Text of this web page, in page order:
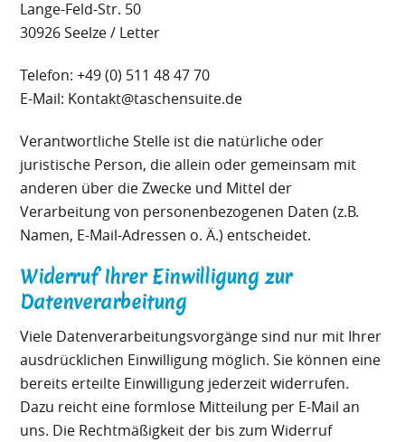
Lange-Feld-Str. 50
30926 Seelze / Letter
Telefon: +49 (0) 511 48 47 70
E-Mail: Kontakt@taschensuite.de
Verantwortliche Stelle ist die natürliche oder
juristische Person, die allein oder gemeinsam mit
anderen über die Zwecke und Mittel der
Verarbeitung von personenbezogenen Daten (z.B.
Namen, E-Mail-Adressen o. Ä.) entscheidet.
Widerruf Ihrer Einwilligung zur
Datenverarbeitung
Viele Datenverarbeitungsvorgänge sind nur mit Ihrer
ausdrücklichen Einwilligung möglich. Sie können eine
bereits erteilte Einwilligung jederzeit widerrufen.
Dazu reicht eine formlose Mitteilung per E-Mail an
uns. Die Rechtmäßigkeit der bis zum Widerruf